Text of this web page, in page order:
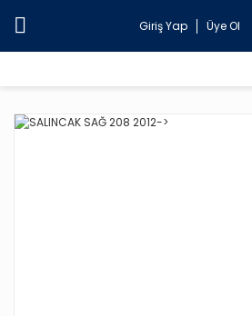
Giriş Yap Üye Ol